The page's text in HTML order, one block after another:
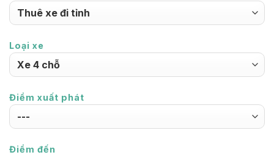
Loại xe
Điểm xuất phát
Điểm đến